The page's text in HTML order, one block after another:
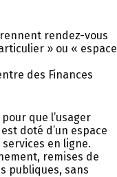
rendez-vous
» ou « espace
des Finances
que l’usager
doté d’un espace
en ligne.
remises de
publiques, sans